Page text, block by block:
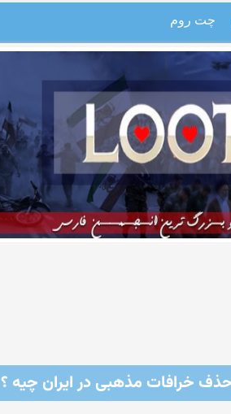
چت روم
حذف خرافات مذهبی در ایران چیه ؟